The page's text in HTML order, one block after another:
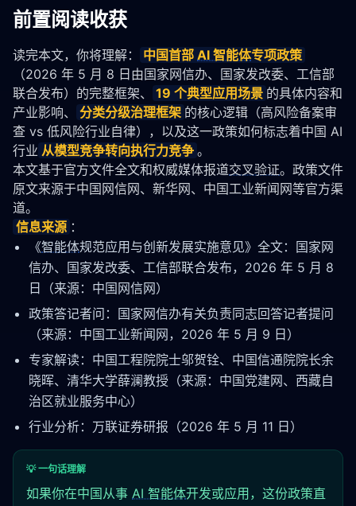
前置阅读收获
读完本文，你将理解： 中国首部 AI 智能体专项政策
（2026 年 5 月 8 日由国家网信办、国家发改委、工信部
联合发布）的完整框架、
19 个典型应用场景 的具体内容和
产业影响、
分类分级治理框架 的核心逻辑（高风险备案审
查 vs 低风险行业自律），以及这一政策如何标志着中国 AI
行业 从模型竞争转向执行力竞争 。
本文基于官方文件全文和权威媒体报道交叉验证。政策文件
原文来源于中国网信网、新华网、中国工业新闻网等官方渠
道。
信息来源 ：
《智能体规范应用与创新发展实施意见》全文：国家网
信办、国家发改委、工信部联合发布，2026 年 5 月 8
日（来源：中国网信网）
政策答记者问：国家网信办有关负责同志回答记者提问
（来源：中国工业新闻网，2026 年 5 月 9 日）
专家解读：中国工程院院士邬贺铨、中国信通院院长余
晓晖、清华大学薛澜教授（来源：中国党建网、西藏自
治区就业服务中心）
行业分析：万联证券研报（2026 年 5 月 11 日）
💡 一句话理解
如果你在中国从事 AI 智能体开发或应用，这份政策直